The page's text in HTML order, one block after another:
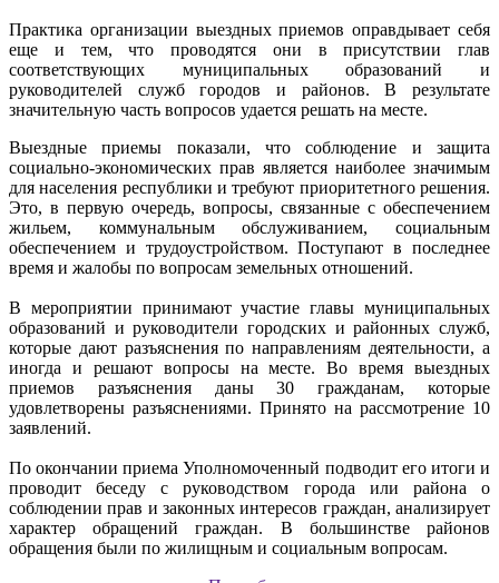
Практика организации выездных приемов оправдывает себя
еще и тем, что проводятся они в присутствии глав
соответствующих муниципальных образований и
руководителей служб городов и районов. В результате
значительную часть вопросов удается решать на месте.
Выездные приемы показали, что соблюдение и защита
социально-экономических прав является наиболее значимым
для населения республики и требуют приоритетного решения.
Это, в первую очередь, вопросы, связанные с обеспечением
жильем, коммунальным обслуживанием, социальным
обеспечением и трудоустройством. Поступают в последнее
время и жалобы по вопросам земельных отношений.
В мероприятии принимают участие главы муниципальных
образований и руководители городских и районных служб,
которые дают разъяснения по направлениям деятельности, а
иногда и решают вопросы на месте. Во время выездных
приемов разъяснения даны 30 гражданам, которые
удовлетворены разъяснениями. Принято на рассмотрение 10
заявлений.
По окончании приема Уполномоченный подводит его итоги и
проводит беседу с руководством города или района о
соблюдении прав и законных интересов граждан, анализирует
характер обращений граждан. В большинстве районов
обращения были по жилищным и социальным вопросам.